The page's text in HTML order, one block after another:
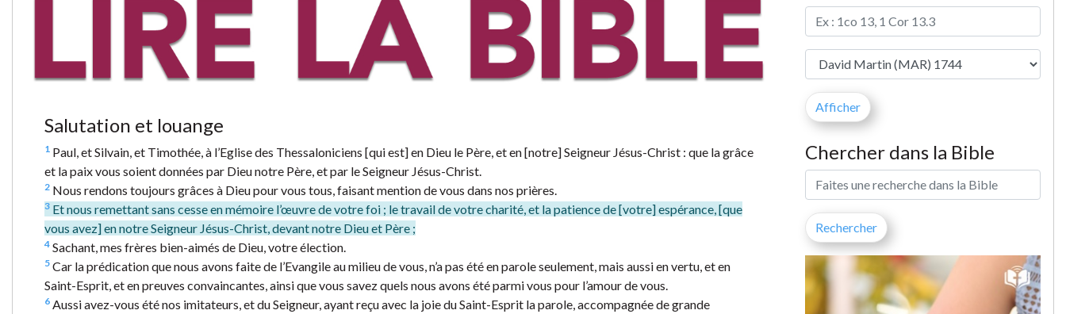
Salutation et louange
1 Paul, et Silvain, et Timothée, à l’Eglise des Thessaloniciens [qui est] en Dieu le Père, et en [notre] Seigneur Jésus-Christ : que la grâce
et la paix vous soient données par Dieu notre Père, et par le Seigneur Jésus-Christ.
2 Nous rendons toujours grâces à Dieu pour vous tous, faisant mention de vous dans nos prières.
3 Et nous remettant sans cesse en mémoire l’œuvre de votre foi ; le travail de votre charité, et la patience de [votre] espérance, [que
vous avez] en notre Seigneur Jésus-Christ, devant notre Dieu et Père ;
4 Sachant, mes frères bien-aimés de Dieu, votre élection.
5 Car la prédication que nous avons faite de l’Evangile au milieu de vous, n’a pas été en parole seulement, mais aussi en vertu, et en
Saint-Esprit, et en preuves convaincantes, ainsi que vous savez quels nous avons été parmi vous pour l’amour de vous.
6 Aussi avez-vous été nos imitateurs, et du Seigneur, ayant reçu avec la joie du Saint-Esprit la parole, accompagnée de grande
Chercher dans la Bible